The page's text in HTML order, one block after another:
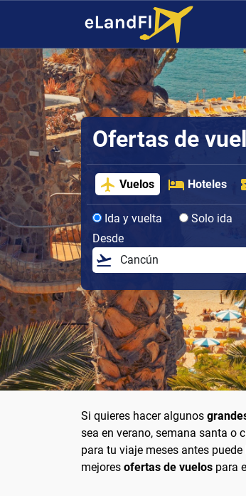
Ofertas de
Vuelos Hoteles
Ida y vuelta Solo ida
Desde
Si quieres hacer algunos
sea en verano, semana santa o
para tu viaje meses antes
mejores ofertas de vuelos para